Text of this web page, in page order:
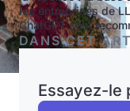
les entreprises de
ChatGPT sont
DANS CET
Essayez-le